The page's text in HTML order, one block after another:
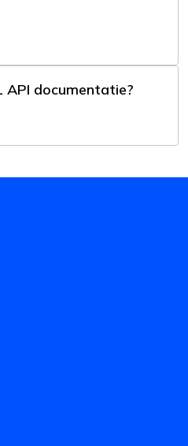
API documentatie?